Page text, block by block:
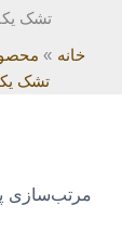
تشک یکنفره
خانه
تشک